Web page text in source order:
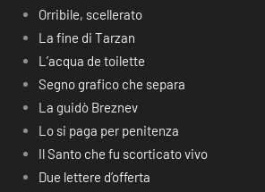
Orribile, scellerato
La fine di Tarzan
L’acqua de toilette
Segno grafico che separa
La guidò Breznev
Lo si paga per penitenza
Il Santo che fu scorticato vivo
Due lettere d’offerta